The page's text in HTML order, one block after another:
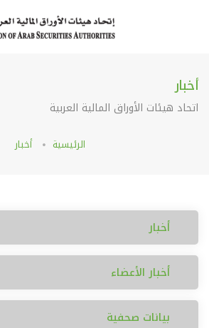
أخبار
اتحاد هيئات الأوراق المالية العربية
الرئيسية أخبار
أخبار
أخبار الأعضاء
بيانات صحفية